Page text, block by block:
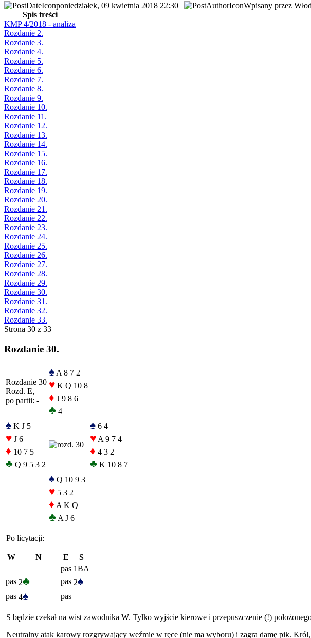
poniedziałek, 09 kwietnia 2018 22:30 |
Wpisany przez
Spis treści
KMP 4/2018 - analiza
Rozdanie 2.
Rozdanie 3.
Rozdanie 4.
Rozdanie 5.
Rozdanie 6.
Rozdanie 7.
Rozdanie 8.
Rozdanie 9.
Rozdanie 10.
Rozdanie 11.
Rozdanie 12.
Rozdanie 13.
Rozdanie 14.
Rozdanie 15.
Rozdanie 16.
Rozdanie 17.
Rozdanie 18.
Rozdanie 19.
Rozdanie 20.
Rozdanie 21.
Rozdanie 22.
Rozdanie 23.
Rozdanie 24.
Rozdanie 25.
Rozdanie 26.
Rozdanie 27.
Rozdanie 28.
Rozdanie 29.
Rozdanie 30.
Rozdanie 31.
Rozdanie 32.
Rozdanie 33.
Strona 30 z 33
Rozdanie 30.
Rozdanie 30
Rozd. E,
po partii: -
♠ A 8 7 2
♥ K Q 10 8
♦ J 9 8 6
♣ 4
♠ K J 5
♥ J 6
♦ 10 7 5
♣ Q 9 5 3 2
♠ 6 4
♥ A 9 7 4
♦ 4 3 2
♣ K 10 8 7
♠ Q 10 9 3
♥ 5 3 2
♦ A K Q
♣ A J 6
Po licytacji:
W N E
S
pas 1BA
pas 2♣ pas 2♠
pas 4♠ pas
S będzie czekał na wist zawodnika W. Tylko wyjście kierowe i przepuszczenie (!)
Neutralny atak karowy rozgrywający weźmie w ręce (nie ma wyboru) i zagra damę pik.